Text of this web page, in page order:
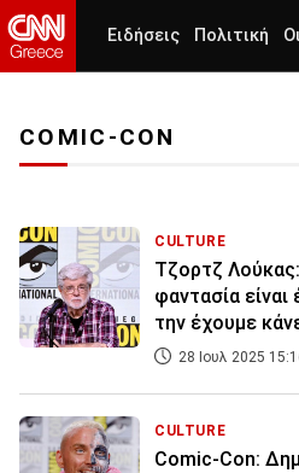
Ειδήσεις Πολιτική
COMIC-CON
CULTURE
Τζορτζ
φαντασία
την έχουμε
28 Ιουλ 2025
CULTURE
Comic-Con: